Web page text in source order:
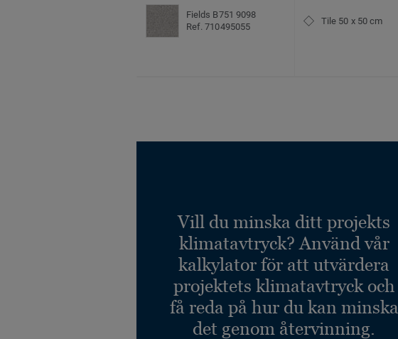
Fields B751 9098
Ref. 710495055
Tile 50 x 50 cm
Vill du minska ditt projekts
klimatavtryck? Använd vår
kalkylator för att utvärdera
projektets klimatavtryck och
få reda på hur du kan minska
det genom återvinning.